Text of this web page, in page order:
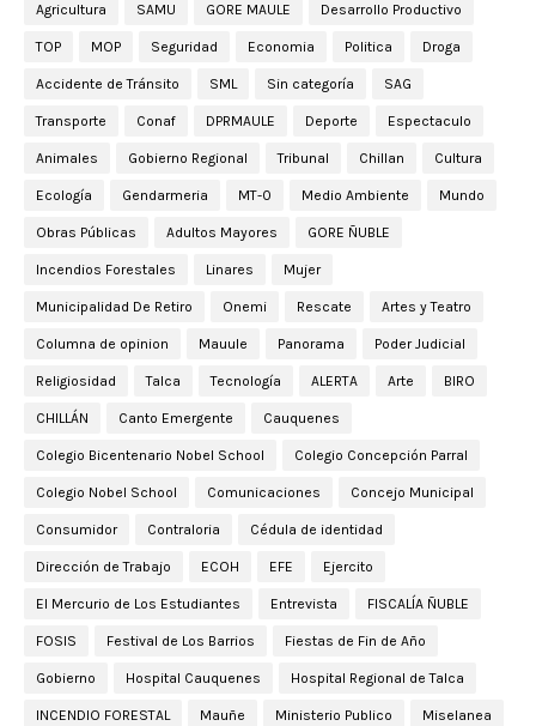
Agricultura SAMU GORE MAULE Desarrollo Productivo
TOP MOP Seguridad Economia Politica Droga
Accidente de Tránsito SML Sin categoría SAG
Transporte Conaf DPRMAULE Deporte Espectaculo
Animales Gobierno Regional Tribunal Chillan Cultura
Ecología Gendarmeria MT-0 Medio Ambiente Mundo
Obras Públicas Adultos Mayores GORE ÑUBLE
Incendios Forestales Linares Mujer
Municipalidad De Retiro Onemi Rescate Artes y Teatro
Columna de opinion Mauule Panorama Poder Judicial
Religiosidad Talca Tecnología ALERTA Arte BIRO
CHILLÁN Canto Emergente Cauquenes
Colegio Bicentenario Nobel School Colegio Concepción Parral
Colegio Nobel School Comunicaciones Concejo Municipal
Consumidor Contraloria Cédula de identidad
Dirección de Trabajo ECOH EFE Ejercito
El Mercurio de Los Estudiantes Entrevista FISCALÍA ÑUBLE
FOSIS Festival de Los Barrios Fiestas de Fin de Año
Gobierno Hospital Cauquenes Hospital Regional de Talca
INCENDIO FORESTAL Mauñe Ministerio Publico Miselanea